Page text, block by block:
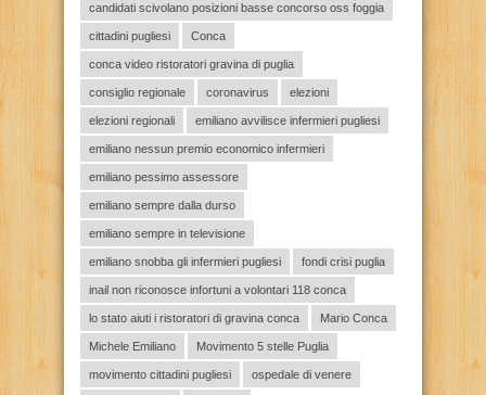
candidati scivolano posizioni basse concorso oss foggia
cittadini pugliesi Conca
conca video ristoratori gravina di puglia
consiglio regionale coronavirus elezioni
elezioni regionali emiliano avvilisce infermieri pugliesi
emiliano nessun premio economico infermieri
emiliano pessimo assessore
emiliano sempre dalla durso
emiliano sempre in televisione
emiliano snobba gli infermieri pugliesi fondi crisi puglia
inail non riconosce infortuni a volontari 118 conca
lo stato aiuti i ristoratori di gravina conca Mario Conca
Michele Emiliano Movimento 5 stelle Puglia
movimento cittadini pugliesi ospedale di venere